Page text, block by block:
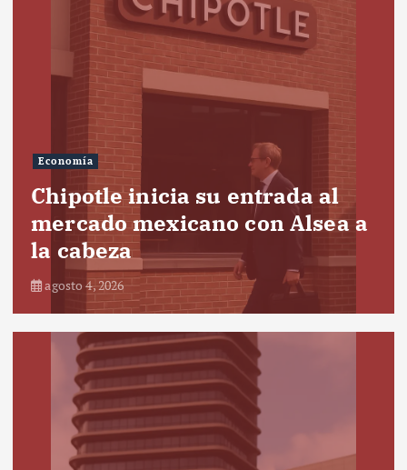
Economía
Chipotle inicia su entrada al
mercado mexicano con Alsea a
la cabeza
agosto 4, 2026